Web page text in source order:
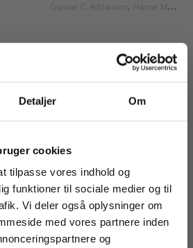
Detaljer Om
cookies
tilpasse vores indhold og
funktioner til sociale medier og til
Vi deler også oplysninger om
med vores partnere inden
og
Gunnar C. Adriansen Hanne Mortensen
og find masterclasses mm.
Fortsæt som:
og For institutioner og